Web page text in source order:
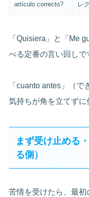
artículo correcto?
レ
「Quisiera」と「Me
べる定番の言い回しで
「cuanto antes」（
気持ちが角を立てずに
まず受け止める
る側）
苦情を受けたら、最